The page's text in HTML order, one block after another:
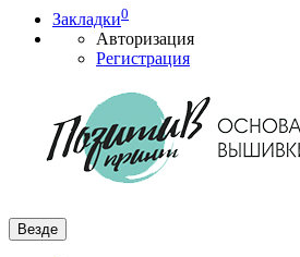
Закладки0
Авторизация
Регистрация
Везде